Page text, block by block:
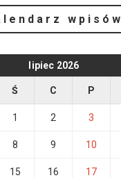
wpisów
lipiec 2026
Ś C P
1 2 3
8 9 10
15 16 17